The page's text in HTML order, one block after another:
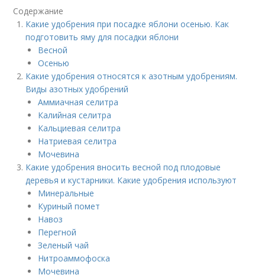
Содержание
Какие удобрения при посадке яблони осенью. Как
подготовить яму для посадки яблони
Весной
Осенью
Какие удобрения относятся к азотным удобрениям.
Виды азотных удобрений
Аммиачная селитра
Калийная селитра
Кальциевая селитра
Натриевая селитра
Мочевина
Какие удобрения вносить весной под плодовые
деревья и кустарники. Какие удобрения используют
Минеральные
Куриный помет
Навоз
Перегной
Зеленый чай
Нитроаммофоска
Мочевина